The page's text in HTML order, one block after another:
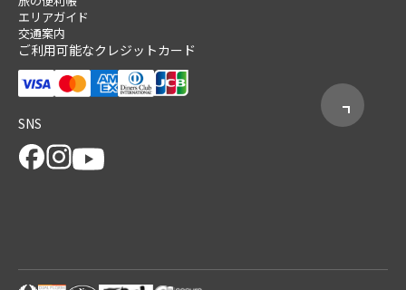
エリアガイド
交通案内
ご利用可能なクレジットカード
SNS